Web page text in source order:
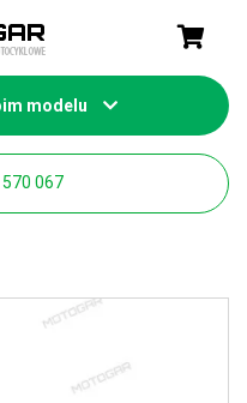
modelu
067